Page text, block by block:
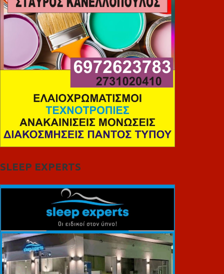
SLEEP EXPERTS